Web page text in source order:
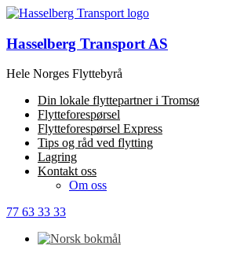
Hasselberg Transport AS
Hele Norges Flyttebyrå
Din lokale flyttepartner i Tromsø
Flytteforespørsel
Flytteforespørsel Express
Tips og råd ved flytting
Lagring
Kontakt oss
Om oss
77 63 33 33